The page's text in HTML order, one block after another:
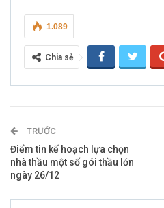
1.089
Chia sẻ
TRƯỚC
Điểm tin kế hoạch lựa chọn
nhà thầu một số gói thầu lớn
ngày 26/12